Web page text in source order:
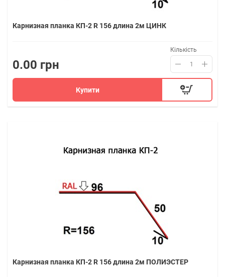
Карнизная планка КП-2 R 156 длина 2м ЦИНК
0.00 грн
Кількість
Купити
Карнизная планка КП-2 R 156 длина 2м ПОЛИЭСТЕР